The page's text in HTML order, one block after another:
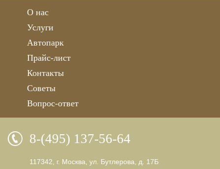
О нас
Услуги
Автопарк
Прайс-лист
Контакты
Советы
Вопрос-ответ
8-(495) 137-56-64
117342, г. Москва, ул. Бутлерова, д. 17Б